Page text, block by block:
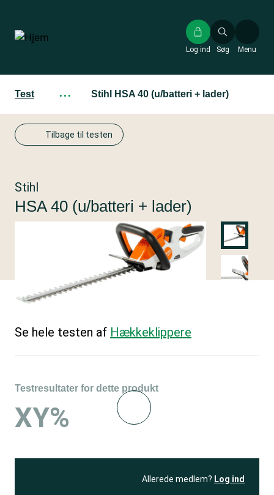
hovedindhold
Søg
Log ind Menu
Test ··· Stihl HSA 40 (u/batteri + lader)
Tilbage til testen
Stihl
HSA 40 (u/batteri + lader)
Se hele testen af Hækkeklippere
Testresultater for dette produkt
XY%
Allerede medlem? Log ind